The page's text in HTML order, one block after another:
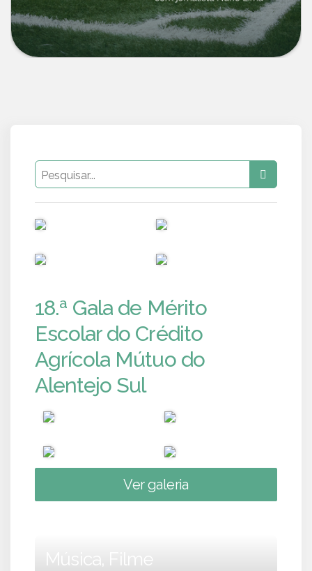
18.ª Gala de Mérito
Escolar do Crédito
Agrícola Mútuo do
Alentejo Sul
Ver galeria
Música, Filme